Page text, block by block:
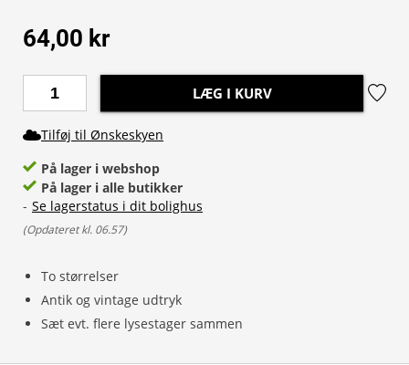
To størrelser
Antik og vintage udtryk
Sæt evt. flere lysestager sammen
64,00 kr
LÆG I KURV
Tilføj til Ønskeskyen
På lager i webshop
På lager i alle butikker
- Se lagerstatus i dit bolighus
(Opdateret kl. 06.57)